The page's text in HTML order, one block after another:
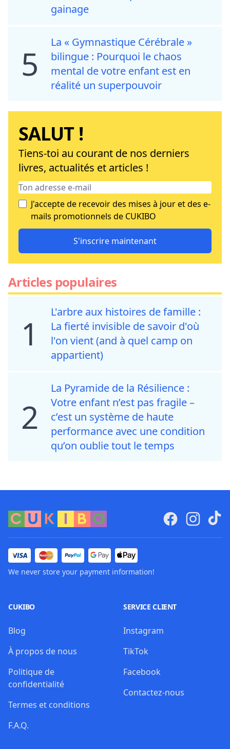
gainage
5
La « Gymnastique Cérébrale »
bilingue : Pourquoi le chaos
mental de votre enfant est en
réalité un superpouvoir
SALUT !
Tiens-toi au courant de nos derniers
livres, actualités et articles !
J'accepte de recevoir des mises à jour et des e-
mails promotionnels de CUKIBO
S'inscrire maintenant
Articles populaires
1
L'arbre aux histoires de famille :
La fierté invisible de savoir d'où
l'on vient (and à quel camp on
appartient)
2
La Pyramide de la Résilience :
Votre enfant n’est pas fragile –
c’est un système de haute
performance avec une condition
qu’on oublie tout le temps
We never store your payment information!
CUKIBO
Blog
À propos de nous
Politique de
confidentialité
Termes et conditions
F.A.Q.
SERVICE CLIENT
Instagram
TikTok
Facebook
Contactez-nous